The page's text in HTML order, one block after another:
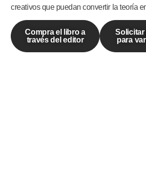
creativos que puedan convertir la teoría
Compra el libro a
través del editor
para